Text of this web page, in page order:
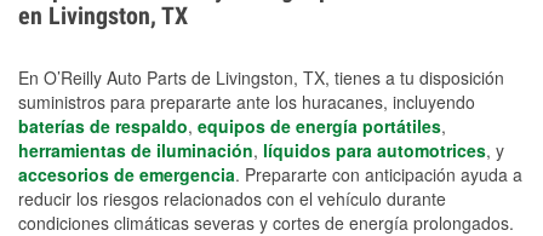
medidas de protección más efectivas.
en Livingston, TX
En O’Reilly Auto Parts de Livingston, TX, tienes a tu disposición
suministros para prepararte ante los huracanes, incluyendo
baterías de respaldo, equipos de energía portátiles,
herramientas de iluminación, líquidos para automotrices, y
accesorios de emergencia. Prepararte con anticipación ayuda a
reducir los riesgos relacionados con el vehículo durante
condiciones climáticas severas y cortes de energía prolongados.